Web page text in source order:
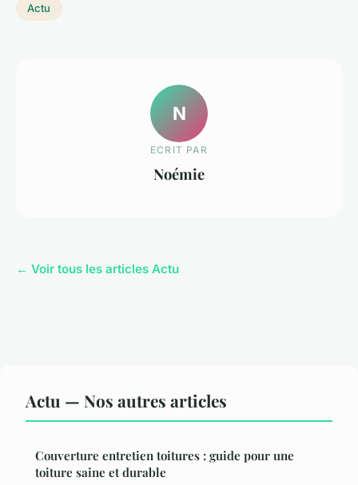
Actu
N
ECRIT PAR
Noémie
← Voir tous les articles Actu
Actu — Nos autres articles
Couverture entretien toitures : guide pour une
toiture saine et durable